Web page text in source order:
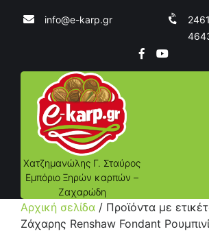
info@e-karp.gr
Χατζημανώλης Γ. Σταύρος
Εμπόριο Ξηρών καρπών –
Ζαχαρώδη
Αρχική σελίδα / Προϊόντα με
Ζάχαρης Renshaw Fondant